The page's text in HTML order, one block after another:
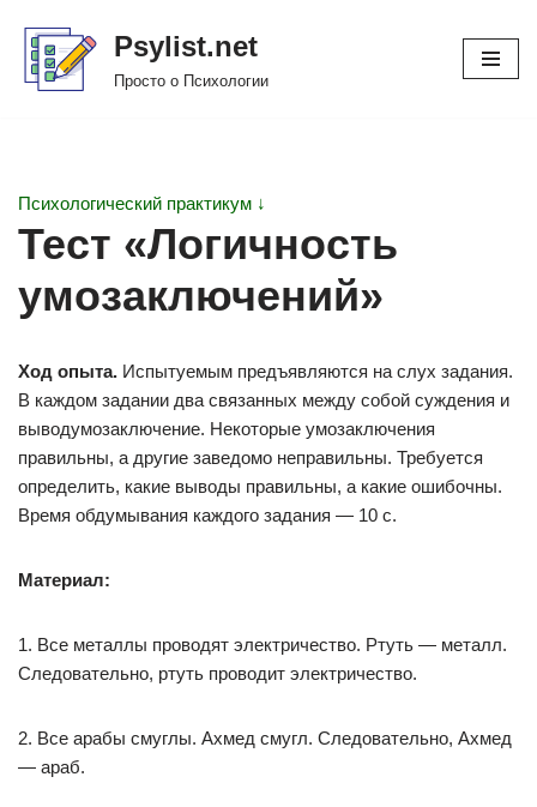
Перейти
Psylist.net
Просто о Психологии
Психологический практикум ↓
Тест «Логичность
умозаключений»
Ход опыта. Испытуемым предъявляются на слух задания.
В каждом задании два связанных между собой суждения и
выводумозаключение. Некоторые умозаключения
правильны, а другие заведомо неправильны. Требуется
определить, какие выводы правильны, а какие ошибочны.
Время обдумывания каждого задания — 10 с.
Материал:
1. Все металлы проводят электричество. Ртуть — металл.
Следовательно, ртуть проводит электричество.
2. Все арабы смуглы. Ахмед смугл. Следовательно, Ахмед
— араб.